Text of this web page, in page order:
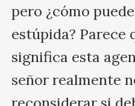
pero ¿cómo
estúpida? Parece
significa esta
señor realmente